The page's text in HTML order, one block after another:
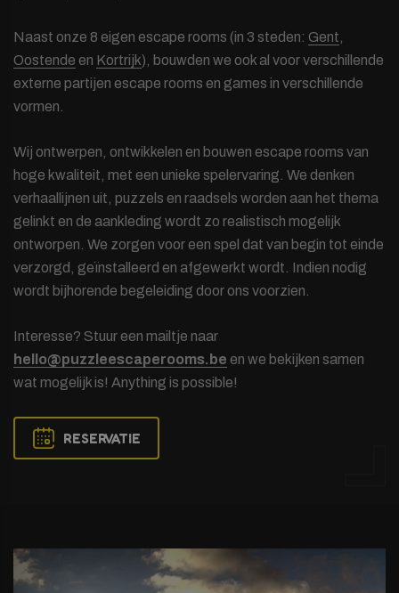
Naast onze 8 eigen escape rooms (in 3 steden: Gent
Oostende en Kortrijk), bouwden we ook al voor verschillende
externe partijen escape rooms en games in verschillende
vormen.
Wij ontwerpen, ontwikkelen en bouwen escape rooms van
hoge kwaliteit, met een unieke spelervaring. We denken
verhaallijnen uit, puzzels en raadsels worden aan het thema
gelinkt en de aankleding wordt zo realistisch mogelijk
ontworpen. We zorgen voor een spel dat van begin tot einde
verzorgd, geïnstalleerd en afgewerkt wordt. Indien nodig
wordt bijhorende begeleiding door ons voorzien.
Interesse? Stuur een mailtje naar
hello@puzzleescaperooms.be en we bekijken samen
wat mogelijk is! Anything is possible!
RESERVATIE